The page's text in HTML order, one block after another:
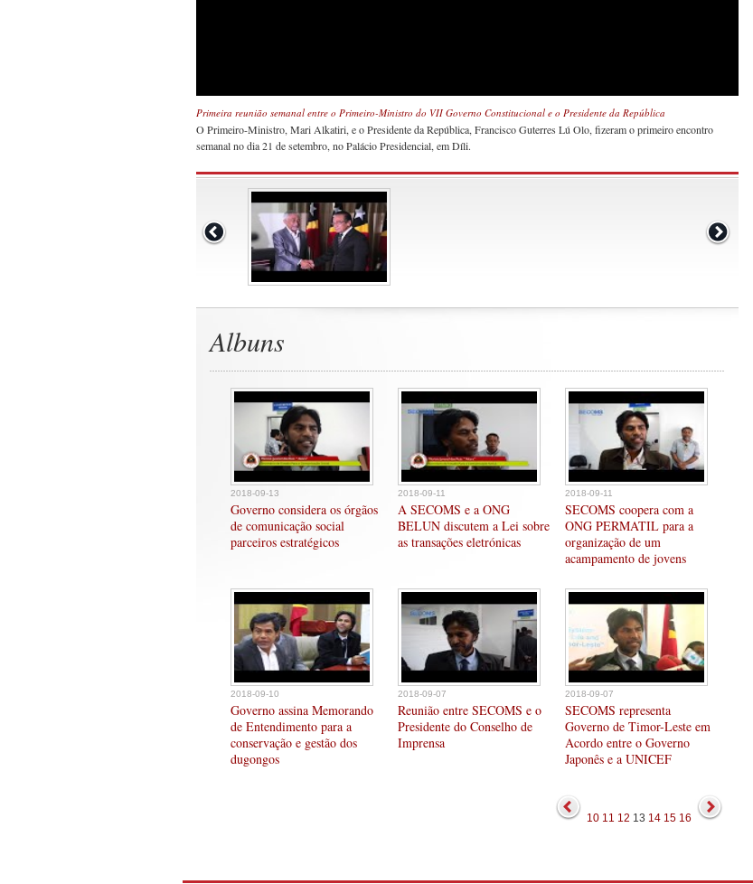
Primeira reunião semanal entre o Primeiro-Ministro do VII Governo Constitucional e o Presidente da República
O Primeiro-Ministro, Mari Alkatiri, e o Presidente da República, Francisco Guterres Lú Olo, fizeram o primeiro encontro
semanal no dia 21 de setembro, no Palácio Presidencial, em Díli.
Albuns
2018-09-13
Governo considera os órgãos
de comunicação social
parceiros estratégicos
2018-09-11
A SECOMS e a ONG
BELUN discutem a Lei sobre
as transações eletrónicas
2018-09-11
SECOMS coopera com a
ONG PERMATIL para a
organização de um
acampamento de jovens
2018-09-10
Governo assina Memorando
de Entendimento para a
conservação e gestão dos
dugongos
2018-09-07
Reunião entre SECOMS e o
Presidente do Conselho de
Imprensa
2018-09-07
SECOMS representa
Governo de Timor-Leste em
Acordo entre o Governo
Japonês e a UNICEF
10 11 12 13 14 15 16